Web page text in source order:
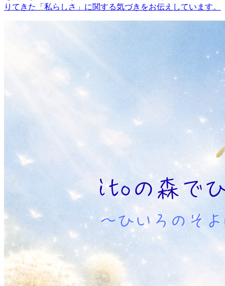
りてきた「私らしさ」に関する気づきをお伝えしています。